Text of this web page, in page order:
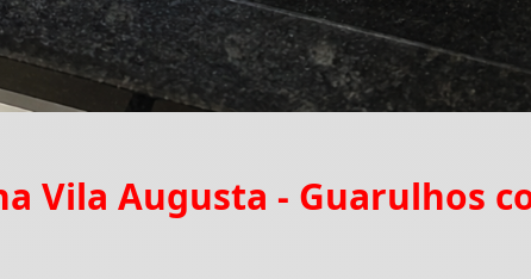
Vila Augusta - Guarulhos